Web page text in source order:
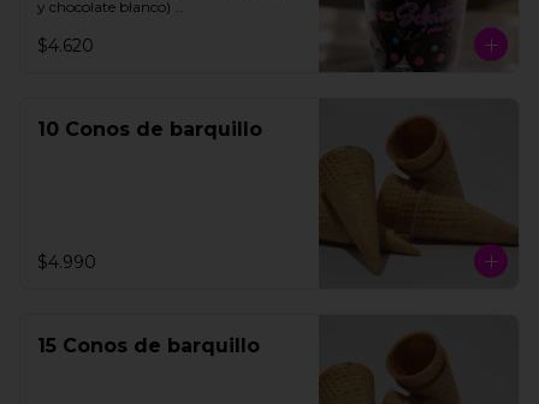
y chocolate blanco)
15 unidades aprox
$4.620
10 Conos de barquillo
$4.990
15 Conos de barquillo